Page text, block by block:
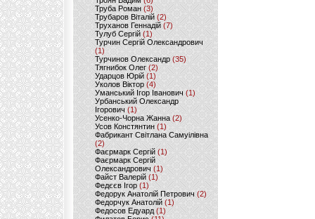
Труба Роман(3)
Трубаров Віталій (2)
Труханов Геннадій (7)
Тулуб Сергій(1)
Турчин Сергій Олександрович
(1)
Турчинов Олександр(35)
Тягнибок Олег (2)
Ударцов Юрій (1)
Уколов Віктор(4)
Уманський Ігор Іванович(1)
Урбанський Олександр
Ігорович (1)
Усенко-Чорна Жанна (2)
Усов Констянтин(1)
Фабрикант Світлана Самуілівна
(2)
Фаєрмарк Сергій(1)
Фаєрмарк Сергій
Олександрович (1)
Файст Валерій(1)
Федєєв Ігор (1)
Федорук Анатолій Петрович (2)
Федорчук Анатолій (1)
Федосов Едуард (1)